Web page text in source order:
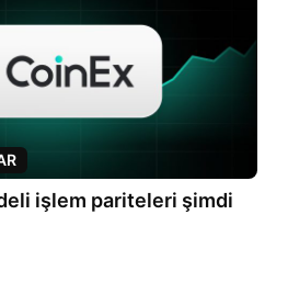
işlem pariteleri şimdi